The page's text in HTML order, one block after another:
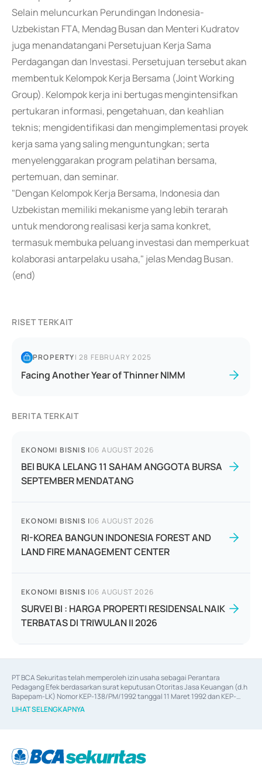
Selain meluncurkan Perundingan Indonesia-
Uzbekistan FTA, Mendag Busan dan Menteri Kudratov
juga menandatangani Persetujuan Kerja Sama
Perdagangan dan Investasi. Persetujuan tersebut akan
membentuk Kelompok Kerja Bersama (Joint Working
Group). Kelompok kerja ini bertugas mengintensifkan
pertukaran informasi, pengetahuan, dan keahlian
teknis; mengidentifikasi dan mengimplementasi proyek
kerja sama yang saling menguntungkan; serta
menyelenggarakan program pelatihan bersama,
pertemuan, dan seminar.
"Dengan Kelompok Kerja Bersama, Indonesia dan
Uzbekistan memiliki mekanisme yang lebih terarah
untuk mendorong realisasi kerja sama konkret,
termasuk membuka peluang investasi dan memperkuat
kolaborasi antarpelaku usaha," jelas Mendag Busan.
(end)
RISET TERKAIT
PROPERTY|28 FEBRUARY 2025
Facing Another Year of Thinner NIMM
BERITA TERKAIT
EKONOMI BISNIS |06 AUGUST 2026
BEI BUKA LELANG 11 SAHAM ANGGOTA BURSA
SEPTEMBER MENDATANG
EKONOMI BISNIS |06 AUGUST 2026
RI-KOREA BANGUN INDONESIA FOREST AND
LAND FIRE MANAGEMENT CENTER
EKONOMI BISNIS |06 AUGUST 2026
SURVEI BI : HARGA PROPERTI RESIDENSAL NAIK
TERBATAS DI TRIWULAN II 2026
PT BCA Sekuritas telah memperoleh izin usaha sebagai Perantara
Pedagang Efek berdasarkan surat keputusan Otoritas Jasa Keuangan (d.h
Bapepam-LK) Nomor KEP-138/PM/1992 tanggal 11 Maret 1992 dan KEP-
06/D.04/2014 tanggal 28 Februari 2014, izin usaha sebagai Penjamin Emisi
Efek berdasarkan surat keputusan Otoritas Jasa Keuangan Nomor KEP-
berdasarkan surat keputusan Otoritas Jasa Keuangan Nomor S-
67/PM.21/2017 tanggal 3 Februari 2017, dan beberapa izin usaha lainnya
LIHAT SELENGKAPNYA